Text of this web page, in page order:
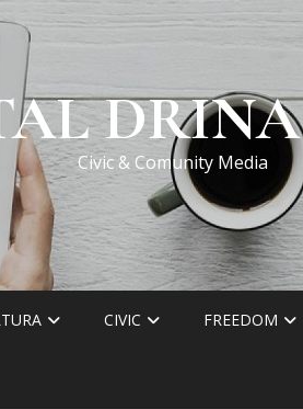
DRINA
Civic & Comunity Media
CIVIC FREEDOM